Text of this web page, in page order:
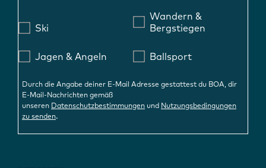
Ski
Wandern &
Bergstiegen
Jagen & Angeln Ballsport
Durch die Angabe deiner E-Mail Adresse gestattest du BOA, dir
E-Mail-Nachrichten gemäß
unseren Datenschutzbestimmungen und Nutzungsbedingungen
zu senden.